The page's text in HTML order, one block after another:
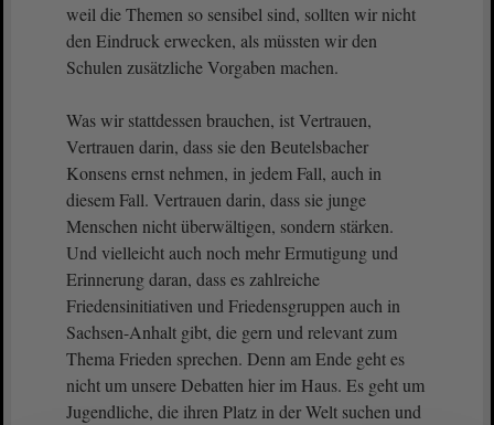
weil die Themen so sensibel sind, sollten wir nicht
den Eindruck erwecken, als müssten wir den
Schulen zusätzliche Vorgaben machen.
Was wir stattdessen brauchen, ist Vertrauen,
Vertrauen darin, dass sie den Beutelsbacher
Konsens ernst nehmen, in jedem Fall, auch in
diesem Fall. Vertrauen darin, dass sie junge
Menschen nicht überwältigen, sondern stärken.
Und vielleicht auch noch mehr Ermutigung und
Erinnerung daran, dass es zahlreiche
Friedensinitiativen und Friedensgruppen auch in
Sachsen-Anhalt gibt, die gern und relevant zum
Thema Frieden sprechen. Denn am Ende geht es
nicht um unsere Debatten hier im Haus. Es geht um
Jugendliche, die ihren Platz in der Welt suchen und